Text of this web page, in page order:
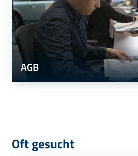
AGB
Oft gesucht